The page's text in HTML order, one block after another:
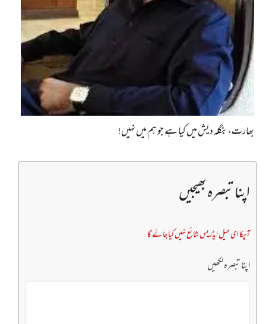
بھارت، بنگلہ دیش میں کیا ہے جو ہم میں نہیں!
اپنا تبصرہ بھیجیں
آپکا ای میل ایڈریس شائع نہیں کیا جائے گا
اپنا تبصرہ لکھیں